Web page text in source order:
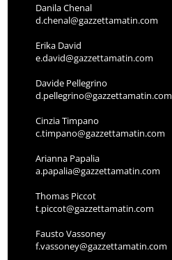
Danila Chenal
d.chenal@gazzettamatin.com
Erika David
e.david@gazzettamatin.com
Davide Pellegrino
d.pellegrino@gazzettamatin.com
Cinzia Timpano
c.timpano@gazzettamatin.com
Arianna Papalia
a.papalia@gazzettamatin.com
Thomas Piccot
t.piccot@gazzettamatin.com
Fausto Vassoney
f.vassoney@gazzettamatin.com